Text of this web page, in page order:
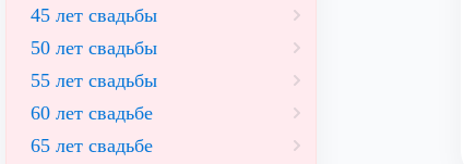
45 лет свадьбы
50 лет свадьбы
55 лет свадьбы
60 лет свадьбе
65 лет свадьбе